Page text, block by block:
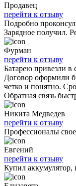
Продавец
перейти к отзыву
Подробно
Зарядное получил.
Фурман
перейти к отзыву
Батарею привезли
Договор оформили
четко и понятно.
Обратная связь
Никита Медведев
перейти к отзыву
Профессионалы
Евгений
перейти к отзыву
Купил аккумулятор,